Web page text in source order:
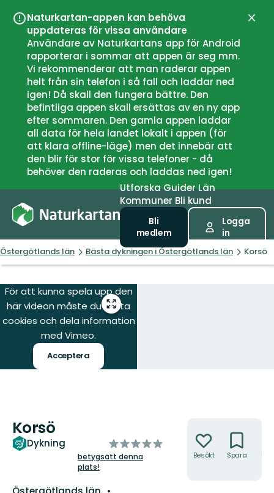
Naturkartan-appen kan behöva
uppdateras för vissa användare
Användare av Naturkartans app för Android
rapporterar i sommar att appen är seg mm.
Vi rekommenderar att man raderar appen
helt från sin telefon i så fall och laddar ned
igen! Då skall den fungera bättre. Den
befintliga appen skall ersättas av en ny app
efter sommaren. Den gamla appen laddar
all data för hela landet lokalt i appen (för
att klara offline-läge) men det innebär att
den blir för stor för vissa telefoner - då
behöver den raderas och laddas ned igen!
UtforskaGuiderLän
Kommuner Bli kund
Bli
medlem
Logga
in
Östergötlands län Bästa dykningen i Östergötlands län Korsö
Gå
till
För att kunna spela upp den
här videon måste du tillåta
cookies och dela information
med Vimeo.
Acceptera
Korsö
Dykning
av
5
betygsätt denna
plats!
Län:
Besökt Spara